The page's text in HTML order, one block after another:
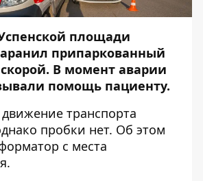
площади
припаркованный
В момент аварии
помощь пациенту.
транспорта
пробки нет. Об этом
с места